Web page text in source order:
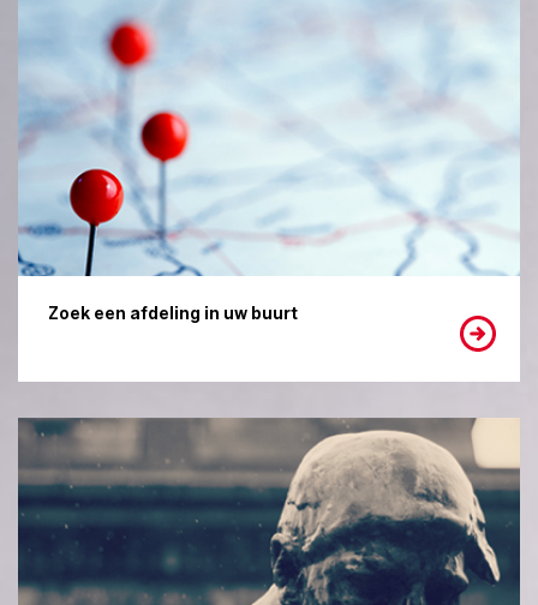
Zoek een afdeling in uw buurt